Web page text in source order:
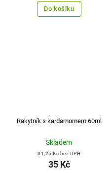
Do košíku
Rakytník s kardamomem 60ml
Skladem
31,25 Kč bez DPH
35 Kč